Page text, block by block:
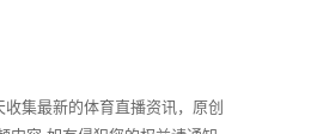
集最新的体育直播资讯，原创